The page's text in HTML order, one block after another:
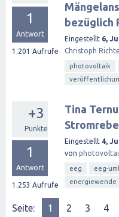
1
Antwort
1.201 Aufrufe
bezüglich
Eingestellt 6,
Christoph
photovoltaik
+3
Punkte
1
Antwort
1.253 Aufrufe
Tina
Eingestellt 4,
von
eeg eeg-
energiewende
Seite: 1 2 3 4